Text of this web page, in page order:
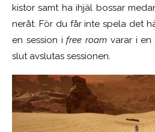
kistor samt ha ihjäl bossar
neråt. För du får inte spela det
en session ifree roam varar i en
slut avslutas sessionen.